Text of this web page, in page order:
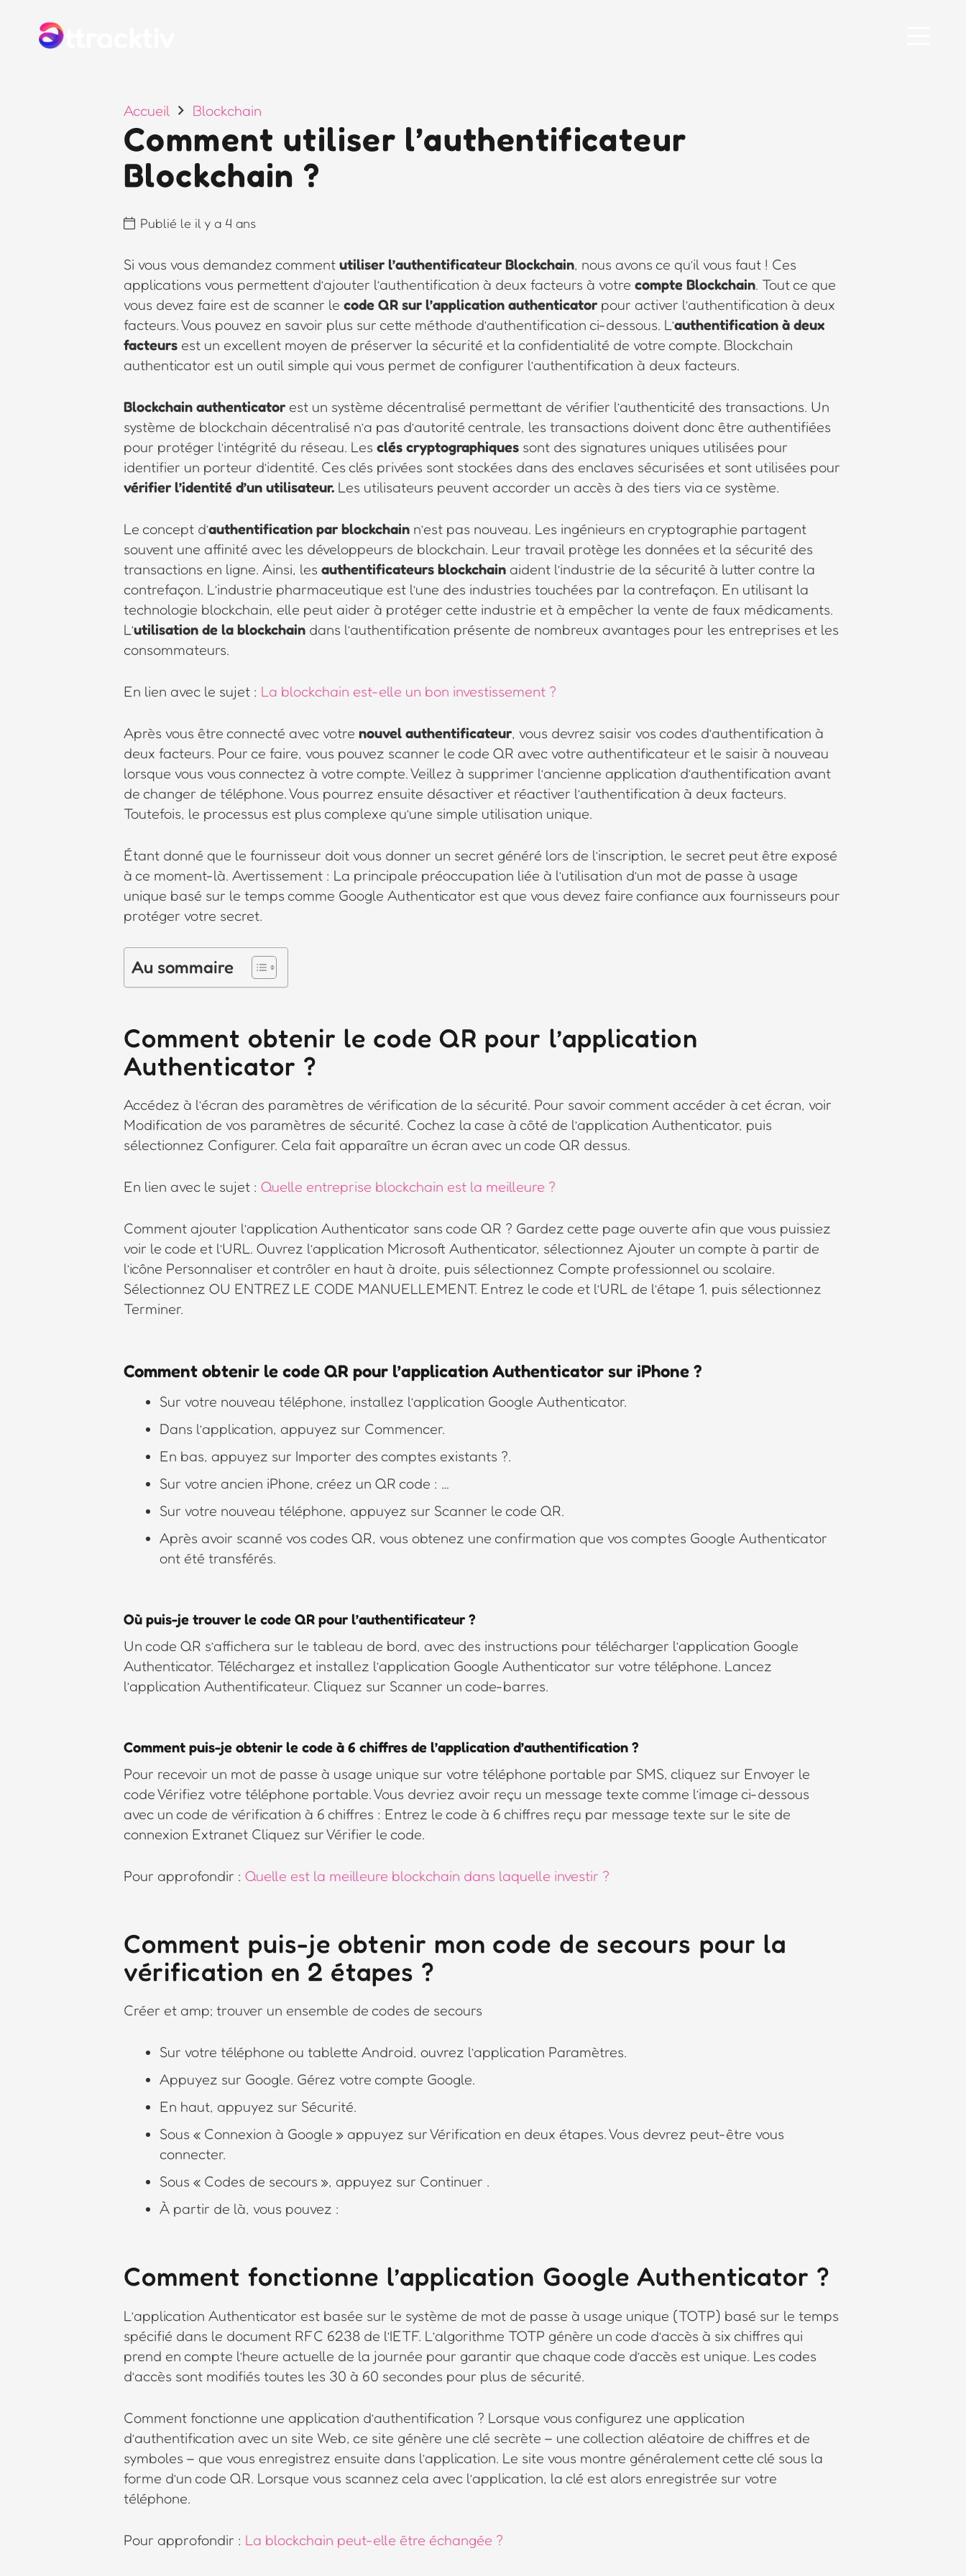
Accueil Blockchain
Comment utiliser l’authentificateur
Blockchain ?
Publié le il y a 4 ans
Si vous vous demandez comment utiliser l’authentificateur Blockchain, nous avons ce qu’il vous faut ! Ces
applications vous permettent d’ajouter l’authentification à deux facteurs à votre compte Blockchain. Tout ce que
vous devez faire est de scanner le code QR sur l’application authenticator pour activer l’authentification à deux
facteurs. Vous pouvez en savoir plus sur cette méthode d’authentification ci-dessous. L’authentification à deux
facteurs est un excellent moyen de préserver la sécurité et la confidentialité de votre compte. Blockchain
authenticator est un outil simple qui vous permet de configurer l’authentification à deux facteurs.
Blockchain authenticator est un système décentralisé permettant de vérifier l’authenticité des transactions. Un
système de blockchain décentralisé n’a pas d’autorité centrale, les transactions doivent donc être authentifiées
pour protéger l’intégrité du réseau. Les clés cryptographiques sont des signatures uniques utilisées pour
identifier un porteur d’identité. Ces clés privées sont stockées dans des enclaves sécurisées et sont utilisées pour
vérifier l’identité d’un utilisateur. Les utilisateurs peuvent accorder un accès à des tiers via ce système.
Le concept d’authentification par blockchain n’est pas nouveau. Les ingénieurs en cryptographie partagent
souvent une affinité avec les développeurs de blockchain. Leur travail protège les données et la sécurité des
transactions en ligne. Ainsi, les authentificateurs blockchain aident l’industrie de la sécurité à lutter contre la
contrefaçon. L’industrie pharmaceutique est l’une des industries touchées par la contrefaçon. En utilisant la
technologie blockchain, elle peut aider à protéger cette industrie et à empêcher la vente de faux médicaments.
L’utilisation de la blockchain dans l’authentification présente de nombreux avantages pour les entreprises et les
consommateurs.
En lien avec le sujet : La blockchain est-elle un bon investissement ?
Après vous être connecté avec votre nouvel authentificateur, vous devrez saisir vos codes d’authentification à
deux facteurs. Pour ce faire, vous pouvez scanner le code QR avec votre authentificateur et le saisir à nouveau
lorsque vous vous connectez à votre compte. Veillez à supprimer l’ancienne application d’authentification avant
de changer de téléphone. Vous pourrez ensuite désactiver et réactiver l’authentification à deux facteurs.
Toutefois, le processus est plus complexe qu’une simple utilisation unique.
Étant donné que le fournisseur doit vous donner un secret généré lors de l’inscription, le secret peut être exposé
à ce moment-là. Avertissement : La principale préoccupation liée à l’utilisation d’un mot de passe à usage
unique basé sur le temps comme Google Authenticator est que vous devez faire confiance aux fournisseurs pour
protéger votre secret.
Au sommaire
Comment obtenir le code QR pour l’application
Authenticator ?
Accédez à l’écran des paramètres de vérification de la sécurité. Pour savoir comment accéder à cet écran, voir
Modification de vos paramètres de sécurité. Cochez la case à côté de l’application Authenticator, puis
sélectionnez Configurer. Cela fait apparaître un écran avec un code QR dessus.
En lien avec le sujet : Quelle entreprise blockchain est la meilleure ?
Comment ajouter l’application Authenticator sans code QR ? Gardez cette page ouverte afin que vous puissiez
voir le code et l’URL. Ouvrez l’application Microsoft Authenticator, sélectionnez Ajouter un compte à partir de
l’icône Personnaliser et contrôler en haut à droite, puis sélectionnez Compte professionnel ou scolaire.
Sélectionnez OU ENTREZ LE CODE MANUELLEMENT. Entrez le code et l’URL de l’étape 1, puis sélectionnez
Terminer.
Comment obtenir le code QR pour l’application Authenticator sur iPhone ?
Sur votre nouveau téléphone, installez l’application Google Authenticator.
Dans l’application, appuyez sur Commencer.
En bas, appuyez sur Importer des comptes existants ?.
Sur votre ancien iPhone, créez un QR code : …
Sur votre nouveau téléphone, appuyez sur Scanner le code QR.
Après avoir scanné vos codes QR, vous obtenez une confirmation que vos comptes Google Authenticator
ont été transférés.
Où puis-je trouver le code QR pour l’authentificateur ?
Un code QR s’affichera sur le tableau de bord, avec des instructions pour télécharger l’application Google
Authenticator. Téléchargez et installez l’application Google Authenticator sur votre téléphone. Lancez
l’application Authentificateur. Cliquez sur Scanner un code-barres.
Comment puis-je obtenir le code à 6 chiffres de l’application d’authentification ?
Pour recevoir un mot de passe à usage unique sur votre téléphone portable par SMS, cliquez sur Envoyer le
code Vérifiez votre téléphone portable. Vous devriez avoir reçu un message texte comme l’image ci-dessous
avec un code de vérification à 6 chiffres : Entrez le code à 6 chiffres reçu par message texte sur le site de
connexion Extranet Cliquez sur Vérifier le code.
Pour approfondir : Quelle est la meilleure blockchain dans laquelle investir ?
Comment puis-je obtenir mon code de secours pour la
vérification en 2 étapes ?
Créer et amp; trouver un ensemble de codes de secours
Sur votre téléphone ou tablette Android, ouvrez l’application Paramètres.
Appuyez sur Google. Gérez votre compte Google.
En haut, appuyez sur Sécurité.
Sous « Connexion à Google » appuyez sur Vérification en deux étapes. Vous devrez peut-être vous
connecter.
Sous « Codes de secours », appuyez sur Continuer .
À partir de là, vous pouvez :
Comment fonctionne l’application Google Authenticator ?
L’application Authenticator est basée sur le système de mot de passe à usage unique (TOTP) basé sur le temps
spécifié dans le document RFC 6238 de l’IETF. L’algorithme TOTP génère un code d’accès à six chiffres qui
prend en compte l’heure actuelle de la journée pour garantir que chaque code d’accès est unique. Les codes
d’accès sont modifiés toutes les 30 à 60 secondes pour plus de sécurité.
Comment fonctionne une application d’authentification ? Lorsque vous configurez une application
d’authentification avec un site Web, ce site génère une clé secrète – une collection aléatoire de chiffres et de
symboles – que vous enregistrez ensuite dans l’application. Le site vous montre généralement cette clé sous la
forme d’un code QR. Lorsque vous scannez cela avec l’application, la clé est alors enregistrée sur votre
téléphone.
Pour approfondir : La blockchain peut-elle être échangée ?